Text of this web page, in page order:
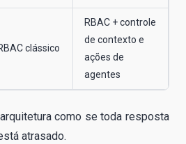
clássico
RBAC + controle
de contexto e
ações de
agentes
como se toda resposta
atrasado.